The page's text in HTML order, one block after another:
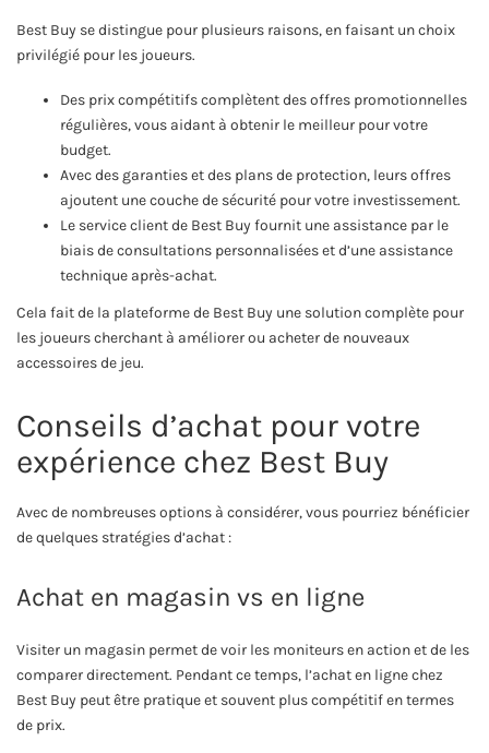
Best Buy se distingue pour plusieurs raisons, en faisant un choix
privilégié pour les joueurs.
Des prix compétitifs complètent des offres promotionnelles
régulières, vous aidant à obtenir le meilleur pour votre
budget.
Avec des garanties et des plans de protection, leurs offres
ajoutent une couche de sécurité pour votre investissement.
Le service client de Best Buy fournit une assistance par le
biais de consultations personnalisées et d’une assistance
technique après-achat.
Cela fait de la plateforme de Best Buy une solution complète pour
les joueurs cherchant à améliorer ou acheter de nouveaux
accessoires de jeu.
Conseils d’achat pour votre
expérience chez Best Buy
Avec de nombreuses options à considérer, vous pourriez bénéficier
de quelques stratégies d’achat :
Achat en magasin vs en ligne
Visiter un magasin permet de voir les moniteurs en action et de les
comparer directement. Pendant ce temps, l’achat en ligne chez
Best Buy peut être pratique et souvent plus compétitif en termes
de prix.